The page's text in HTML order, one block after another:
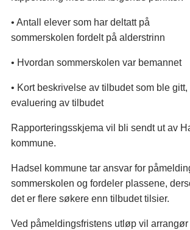
• Antall elever som har deltatt på
sommerskolen fordelt på alderstrinn
• Hvordan sommerskolen var bemannet
• Kort beskrivelse av tilbudet som ble gitt,
evaluering av tilbudet
Rapporteringsskjema vil bli sendt ut av
kommune.
Hadsel kommune tar ansvar for
sommerskolen og fordeler plassene,
det er flere søkere enn tilbudet tilsier.
Ved påmeldingsfristens utløp vil arrangør